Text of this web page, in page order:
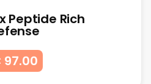
Peptide Rich